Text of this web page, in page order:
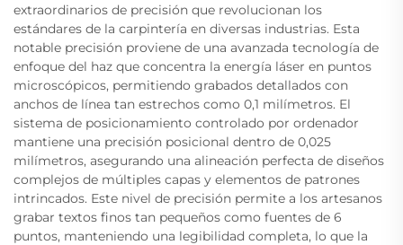
extraordinarios de precisión que revolucionan los
estándares de la carpintería en diversas industrias. Esta
notable precisión proviene de una avanzada tecnología de
enfoque del haz que concentra la energía láser en puntos
microscópicos, permitiendo grabados detallados con
anchos de línea tan estrechos como 0,1 milímetros. El
sistema de posicionamiento controlado por ordenador
mantiene una precisión posicional dentro de 0,025
milímetros, asegurando una alineación perfecta de diseños
complejos de múltiples capas y elementos de patrones
intrincados. Este nivel de precisión permite a los artesanos
grabar textos finos tan pequeños como fuentes de 6
puntos, manteniendo una legibilidad completa, lo que la